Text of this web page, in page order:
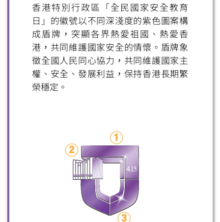
香港特別行政區「全民國家安全教育
日」的徽號以不同深淺度的紫色圖案構
成盾牌，突顯各界熱愛祖國、熱愛香
港，共同維護國家安全的情懷。盾牌象
徵全國人民同心協力，共同維護國家主
權、安全、發展利益，保持香港長期繁
榮穩定。
掃一掃關注我們的社交媒體，緊貼最新資訊！